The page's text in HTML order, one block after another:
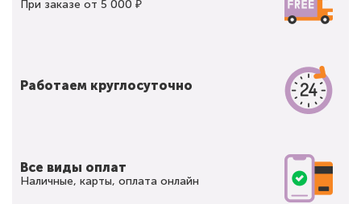
При заказе от 5 000 ₽
Работаем круглосуточно
Все виды оплат
Наличные, карты, оплата онлайн